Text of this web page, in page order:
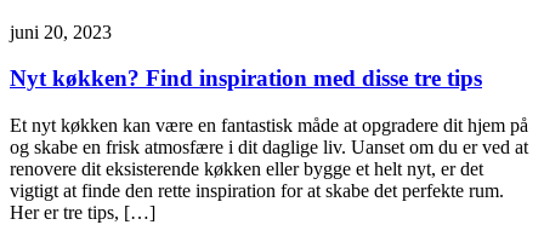
juni 20, 2023
Nyt køkken? Find inspiration med disse tre tips
Et nyt køkken kan være en fantastisk måde at opgradere dit hjem på
og skabe en frisk atmosfære i dit daglige liv. Uanset om du er ved at
renovere dit eksisterende køkken eller bygge et helt nyt, er det
vigtigt at finde den rette inspiration for at skabe det perfekte rum.
Her er tre tips, […]